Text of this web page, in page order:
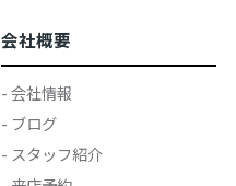
会社概要
- 会社情報
- ブログ
- スタッフ紹介